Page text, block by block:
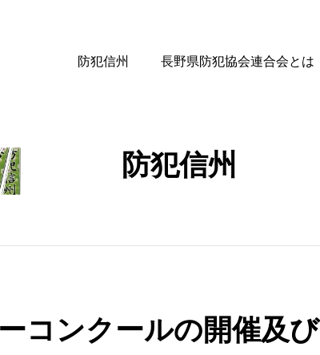
防犯信州 長野県防犯協会連合会とは
防犯信州
コンクールの開催及び